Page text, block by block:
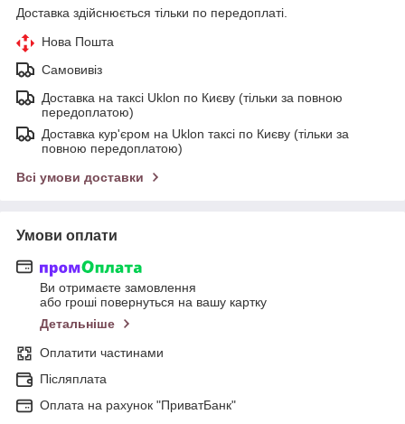
Доставка здійснюється тільки по передоплаті.
Нова Пошта
Самовивіз
Доставка на таксі Uklon по Києву (тільки за повною
передоплатою)
Доставка кур'єром на Uklon таксі по Києву (тільки за
повною передоплатою)
Всі умови доставки
Умови оплати
Ви отримаєте замовлення
або гроші повернуться на вашу картку
Детальніше
Оплатити частинами
Післяплата
Оплата на рахунок "ПриватБанк"